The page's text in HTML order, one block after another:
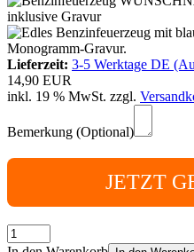
Lieferzeit: 3-5 Werktage DE
14,90 EUR
inkl. 19 % MwSt. zzgl.
Bemerkung (Optional)
JETZT